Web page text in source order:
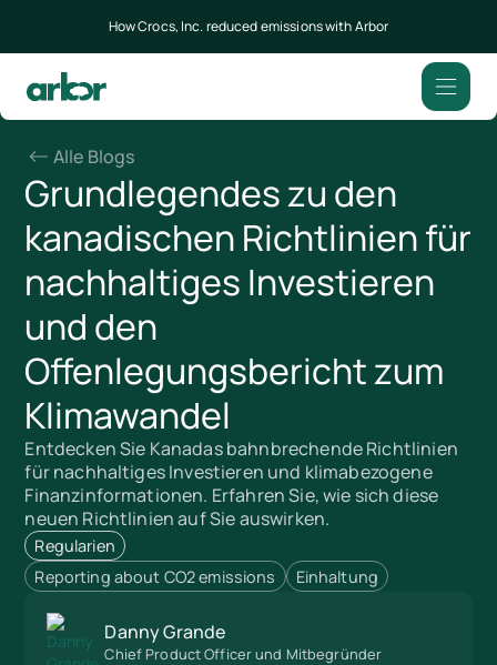
How Crocs, Inc. reduced emissions with Arbor
Alle Blogs
Grundlegendes zu den
kanadischen Richtlinien für
nachhaltiges Investieren
und den
Offenlegungsbericht zum
Klimawandel
Entdecken Sie Kanadas bahnbrechende Richtlinien
für nachhaltiges Investieren und klimabezogene
Finanzinformationen. Erfahren Sie, wie sich diese
neuen Richtlinien auf Sie auswirken.
Regularien
Reporting about CO2 emissions
Einhaltung
Danny Grande
Chief Product Officer und Mitbegründer